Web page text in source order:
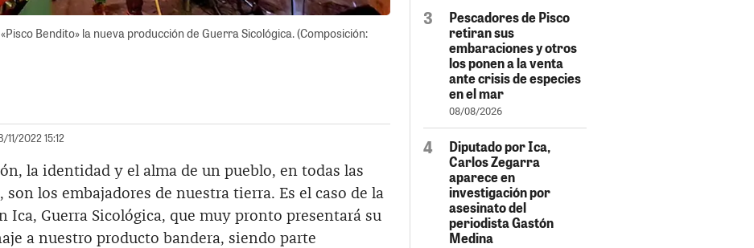
Bendito» la nueva producción de Guerra Sicológica. (Composición:
2022 15:12
la identidad y el alma de un pueblo, en todas las
son los embajadores de nuestra tierra. Es el caso de la
Ica, Guerra Sicológica, que muy pronto presentará su
a nuestro producto bandera, siendo parte
Pescadores de Pisco
retiran sus
embaraciones y otros
los ponen a la venta
ante crisis de especies
en el mar
08/08/2026
Diputado por Ica,
Carlos Zegarra
aparece en
investigación por
asesinato del
periodista Gastón
Medina